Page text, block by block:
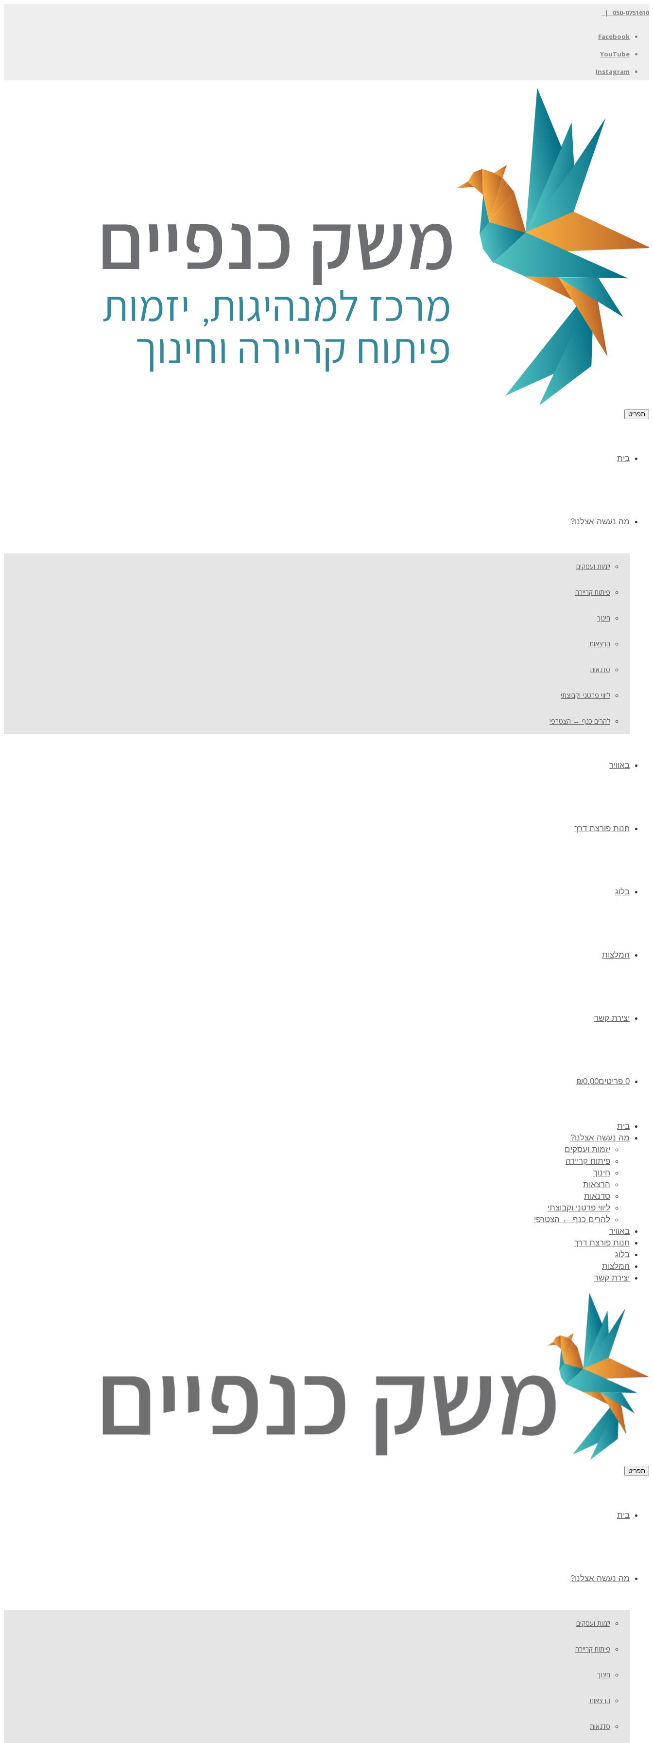
050-9751610 |
Facebook
YouTube
Instagram
תפריט
בית
מה נעשה אצלנו?
יזמות ועסקים
פיתוח קריירה
חינוך
הרצאות
סדנאות
ליווי פרטני וקבוצתי
להרים כנף ← הצטרפי
באוויר
חנות פורצת דרך
בלוג
המלצות
יצירת קשר
0 פריטים ₪0.00
בית
מה נעשה אצלנו?
יזמות ועסקים
פיתוח קריירה
חינוך
הרצאות
סדנאות
ליווי פרטני וקבוצתי
להרים כנף ← הצטרפי
באוויר
חנות פורצת דרך
בלוג
המלצות
יצירת קשר
תפריט
בית
מה נעשה אצלנו?
יזמות ועסקים
פיתוח קריירה
חינוך
הרצאות
סדנאות